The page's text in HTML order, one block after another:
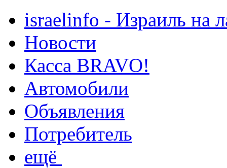
israelinfo - Израиль на
Новости
Касса BRAVO!
Автомобили
Объявления
Потребитель
ещё